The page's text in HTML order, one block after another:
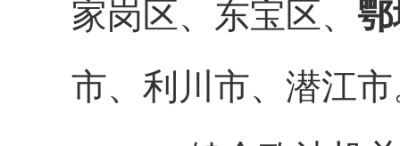
家岗区、东宝区、
市、利川市、潜江